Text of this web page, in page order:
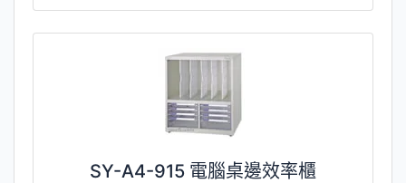
SY-A4-915 電腦桌邊效率櫃